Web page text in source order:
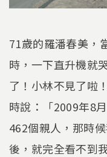
71歲的羅潘春美，
時，一下直升機就
了！小林不見了啦
時說：「2009年8
462個親人，那時
後，就完全看不到